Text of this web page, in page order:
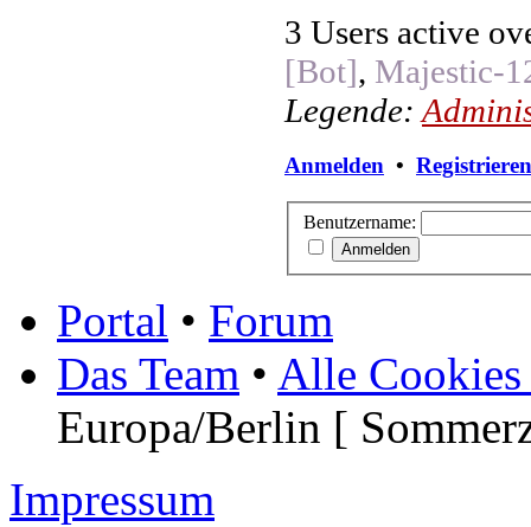
3 Users active
[Bot], Majestic-
Legende:
Anmelden • Registrieren
Benutzername:
Portal • Forum
Das Team • Alle Cookies
Europa/Berlin [
Impressum